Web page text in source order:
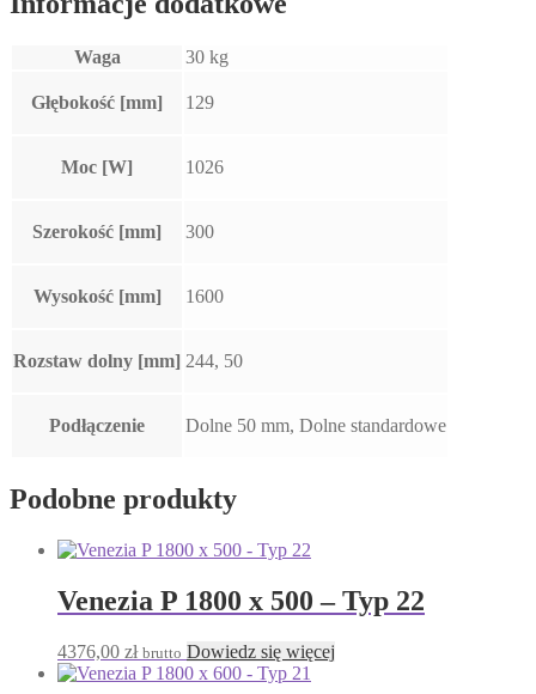
Waga 30 kg
Głębokość [mm] 129
Moc [W] 1026
Szerokość [mm] 300
Wysokość [mm] 1600
Rozstaw dolny [mm] 244, 50
Podłączenie Dolne 50 mm, Dolne standardowe
Podobne produkty
Venezia P 1800 x 500 – Typ 22
4376,00 zł brutto Dowiedz się więcej